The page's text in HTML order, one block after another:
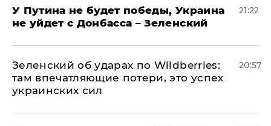
У Путина не будет победы, Украина
не уйдет с Донбасса – Зеленский
21:22
Зеленский об ударах по Wildberries:
там впечатляющие потери, это успех
украинских сил
20:57